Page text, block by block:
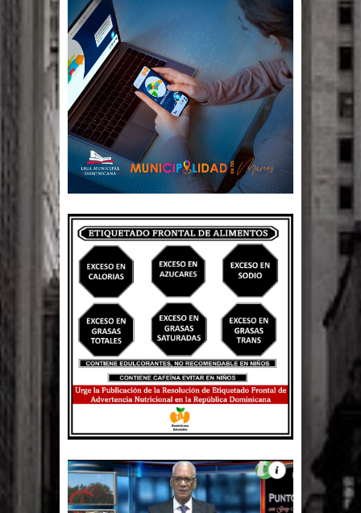
Heridos y edificios colapsados tras
terremoto de magnitud 7,1 en Japón
Poder Ejecutivo promulga
modificaciones al nuevo Código Penal
Diputado Félix Michell Rodríguez
Complementario gobierno endeuda
país con 3,500 millones de dólares
El PRM tendrá desde el próximo
domingo una dirección de hombres